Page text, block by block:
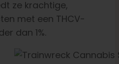
ze krachtige,
met een THCV-
dan 1%.